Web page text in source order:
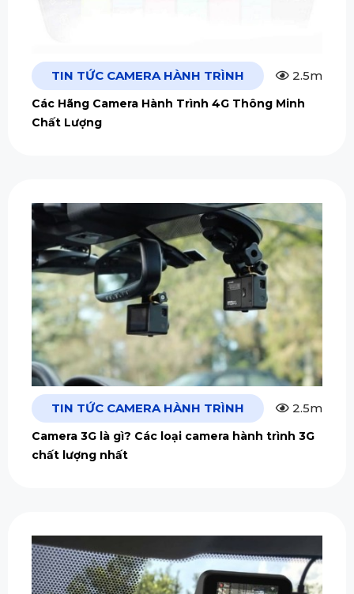
TIN TỨC CAMERA HÀNH TRÌNH 2.5m
Các Hãng Camera Hành Trình 4G Thông Minh
Chất Lượng
TIN TỨC CAMERA HÀNH TRÌNH 2.5m
Camera 3G là gì? Các loại camera hành trình 3G
chất lượng nhất